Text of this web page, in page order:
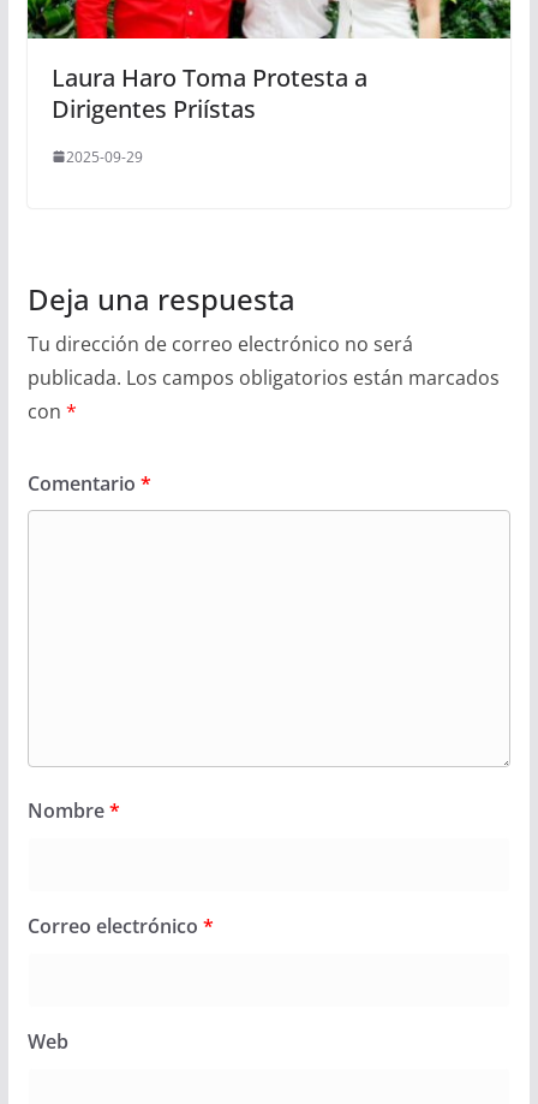
Laura Haro Toma Protesta a
Dirigentes Priístas
2025-09-29
Deja una respuesta
Tu dirección de correo electrónico no será
publicada. Los campos obligatorios están marcados
con *
Comentario *
Nombre*
Correo electrónico *
Web